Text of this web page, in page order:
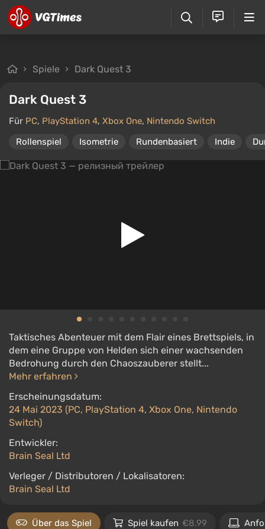
Spiele Dark Quest 3
Dark Quest 3
Für PC, PlayStation 4, Xbox One, Nintendo Switch
Rollenspiel
Isometrie Rundenbasiert Indie
Taktisches Abenteuer mit dem Flair eines Brettspiels, in
dem eine Gruppe von Helden sich einer wachsenden
Bedrohung durch den Chaoszauberer stellt...
Mehr erfahren
Erscheinungsdatum:
24 Mai 2023 (PC, PlayStation 4, Xbox One, Nintendo
Switch)
Entwickler:
Brain Seal Ltd
Verleger / Distributoren / Lokalisatoren:
Brain Seal Ltd
Über das Spiel Spiel kaufen €8.99